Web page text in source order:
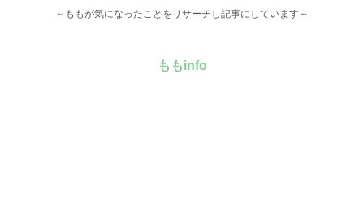
～ももが気になったことをリサーチし記事にしています～
ももinfo